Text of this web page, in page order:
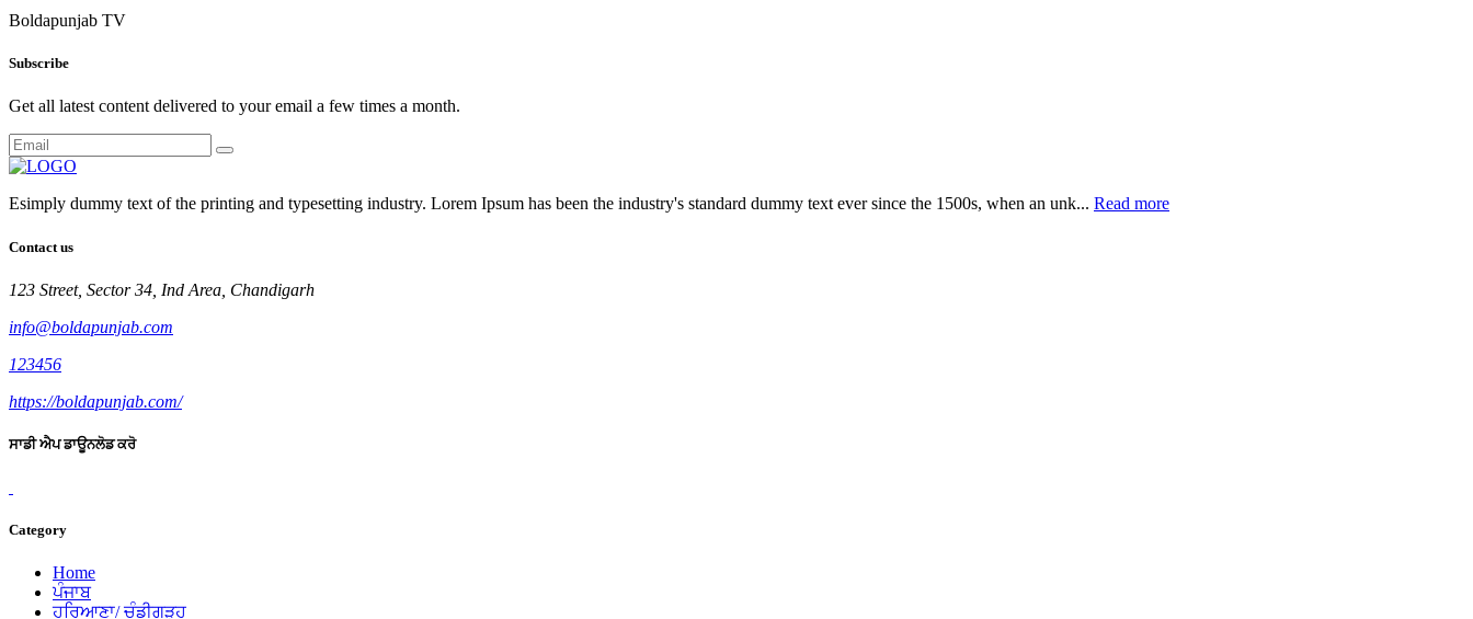
Boldapunjab TV
Subscribe
Get all latest content delivered to your email a few times a month.
Esimply dummy text of the printing and typesetting industry. Lorem Ipsum has been the industry's standard dummy text ever since the 1500s, when an unk... Read more
Contact us
123 Street, Sector 34, Ind Area, Chandigarh
info@boldapunjab.com
123456
https://boldapunjab.com/
ਸਾਡੀ ਐਪ ਡਾਊਨਲੋਡ ਕਰੋ
Category
Home
ਪੰਜਾਬ
ਹਰਿਆਣਾ/ ਚੰਡੀਗੜ੍ਹ